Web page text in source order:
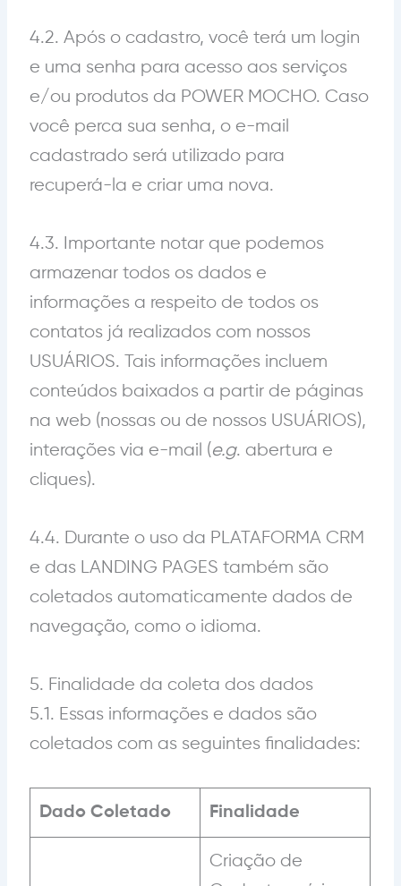
4.2. Após o cadastro, você terá um login
e uma senha para acesso aos serviços
e/ou produtos da POWER MOCHO. Caso
você perca sua senha, o e-mail
cadastrado será utilizado para
recuperá-la e criar uma nova.
4.3. Importante notar que podemos
armazenar todos os dados e
informações a respeito de todos os
contatos já realizados com nossos
USUÁRIOS. Tais informações incluem
conteúdos baixados a partir de páginas
na web (nossas ou de nossos USUÁRIOS),
interações via e-mail (e.g. abertura e
cliques).
4.4. Durante o uso da PLATAFORMA CRM
e das LANDING PAGES também são
coletados automaticamente dados de
navegação, como o idioma.
5. Finalidade da coleta dos dados
5.1. Essas informações e dados são
coletados com as seguintes finalidades:
Dado Coletado Finalidade
Criação de